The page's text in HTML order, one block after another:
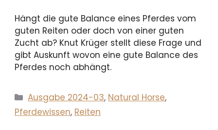
Hängt die gute Balance eines Pferdes vom
guten Reiten oder doch von einer guten
Zucht ab? Knut Krüger stellt diese Frage und
gibt Auskunft wovon eine gute Balance des
Pferdes noch abhängt.
Kategorien
Ausgabe 2024-03, Natural Horse,
Pferdewissen, Reiten